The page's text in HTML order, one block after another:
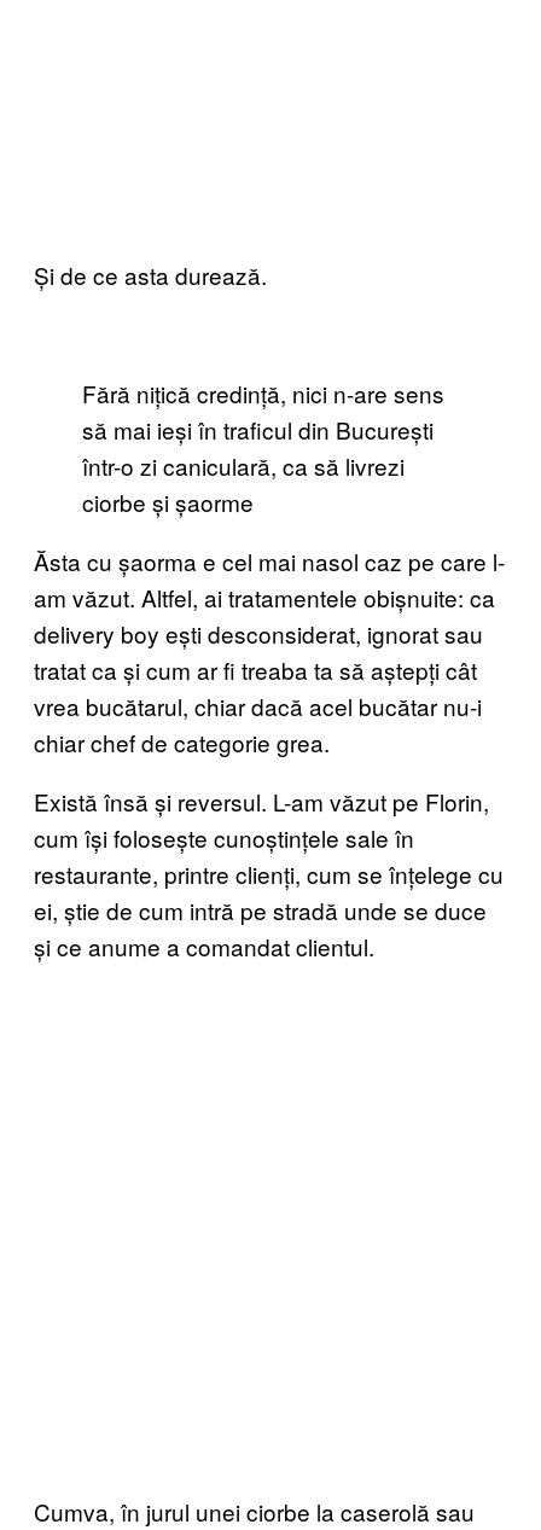
Și de ce asta durează.
Fără nițică credință, nici n-are sens
să mai ieși în traficul din București
într-o zi caniculară, ca să livrezi
ciorbe și șaorme
Ăsta cu șaorma e cel mai nasol caz pe care l-
am văzut. Altfel, ai tratamentele obișnuite: ca
delivery boy ești desconsiderat, ignorat sau
tratat ca și cum ar fi treaba ta să aștepți cât
vrea bucătarul, chiar dacă acel bucătar nu-i
chiar chef de categorie grea.
Există însă și reversul. L-am văzut pe Florin,
cum își folosește cunoștințele sale în
restaurante, printre clienți, cum se înțelege cu
ei, știe de cum intră pe stradă unde se duce
și ce anume a comandat clientul.
Cumva, în jurul unei ciorbe la caserolă sau